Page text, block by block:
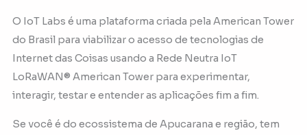
O IoT Labs é uma plataforma criada pela American Tower
do Brasil para viabilizar o acesso de tecnologias de
Internet das Coisas usando a Rede Neutra IoT
LoRaWAN® American Tower para experimentar,
interagir, testar e entender as aplicações fim a fim.
Se você é do ecossistema de Apucarana e região, tem